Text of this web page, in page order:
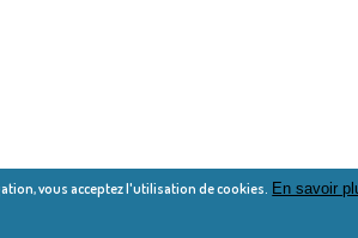
vous acceptez l'utilisation de cookies. En savoir